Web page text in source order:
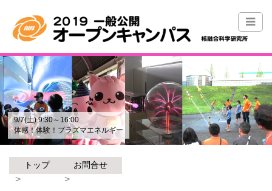
9/7(土) 9:30～16:00
体感！体験！プラズマエネルギー
トップ お問合せ